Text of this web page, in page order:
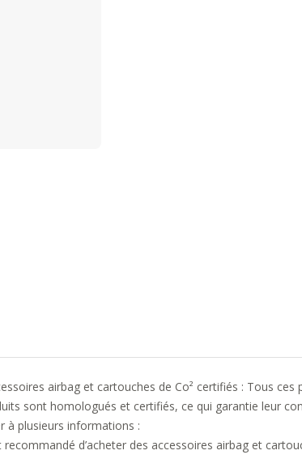
airbag et cartouches de Co² certifiés : Tous
sont homologués et certifiés, ce qui garantie leur
à plusieurs informations :
d’acheter des accessoires airbag et